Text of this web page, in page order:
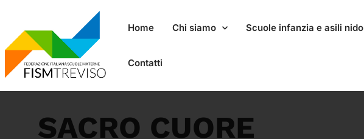
Home Chi siamo Scuole infanzia e asili nido
Contatti
SACRO CUORE